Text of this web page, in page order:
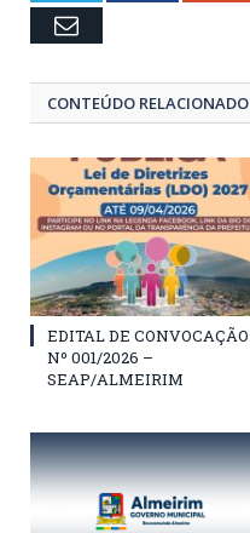
Email
CONTEÚDO RELACIONADO
EDITAL DE CONVOCAÇÃO
Nº 001/2026 –
SEAP/ALMEIRIM